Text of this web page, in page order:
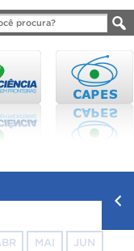
Canais
MAI JUN